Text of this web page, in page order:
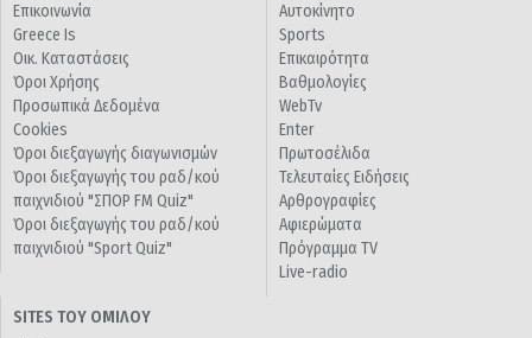
Επικοινωνία
Greece Is
Οικ. Καταστάσεις
Όροι Χρήσης
Προσωπικά Δεδομένα
Cookies
Όροι διεξαγωγής διαγωνισμών
Όροι διεξαγωγής του ραδ/κού
παιχνιδιού "ΣΠΟΡ FM Quiz"
Όροι διεξαγωγής του ραδ/κού
παιχνιδιού "Sport Quiz"
Αυτοκίνητο
Sports
Επικαιρότητα
Βαθμολογίες
WebTv
Enter
Πρωτοσέλιδα
Τελευταίες Ειδήσεις
Αρθρογραφίες
Αφιερώματα
Πρόγραμμα TV
Live-radio
SITES ΤΟΥ ΟΜΙΛΟΥ